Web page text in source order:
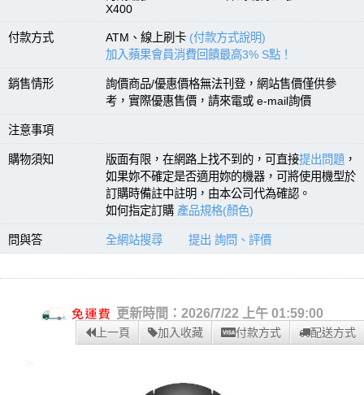
X400
付款方式 ATM、線上刷卡 (付款方式說明)
加入蘋果會員消費回饋最高3% S點！
銷售情形
詢價商品/優惠價格無法刊登，網站售價僅供參
考，實際優惠售價，請來電或 e-mail詢價
注意事項
購物須知 版面有限，在網路上找不到的，可直接提出問題 ，
如果妳不確定是否適用妳的機器，可將使用機型於
訂購時備註中註明，由本公司代為確認。
如何指定訂購 產品規格(顏色)
問與答 全網站搜尋 提出 詢問、評價
更新時間：2026/7/22 上午 01:59:00
上一頁 加入收藏 付款方式 配送方式